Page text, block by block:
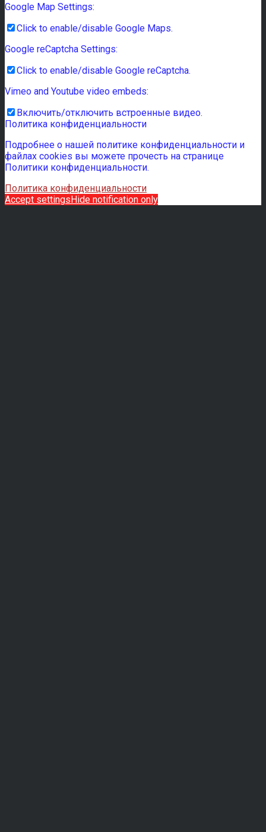
Google Map Settings:
Click to enable/disable Google Maps.
Google reCaptcha Settings:
Click to enable/disable Google reCaptcha.
Vimeo and Youtube video embeds:
Включить/отключить встроенные видео.
Политика конфиденциальности
Подробнее о нашей политике конфиденциальности и
файлах cookies вы можете прочесть на странице
Политики конфиденциальности.
Политика конфиденциальности
Accept settingsHide notification only